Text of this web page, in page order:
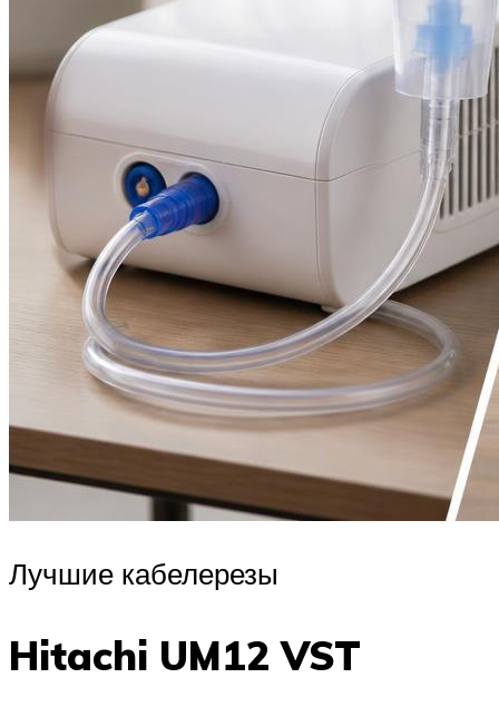
Лучшие кабелерезы
Hitachi UM12 VST